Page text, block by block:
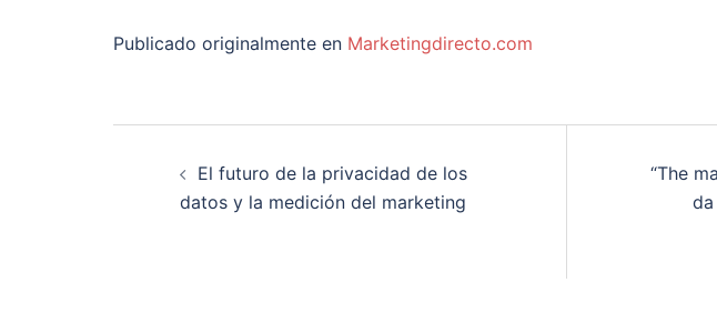
Publicado originalmente en Marketingdirecto.com
El futuro de la privacidad de los
datos y la medición del marketing
“The